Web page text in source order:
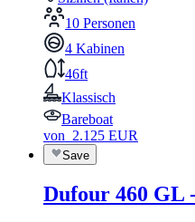
10 Personen
4 Kabinen
46ft
Klassisch
Bareboat
von 2.125 EUR
Save
Dufour 460 GL